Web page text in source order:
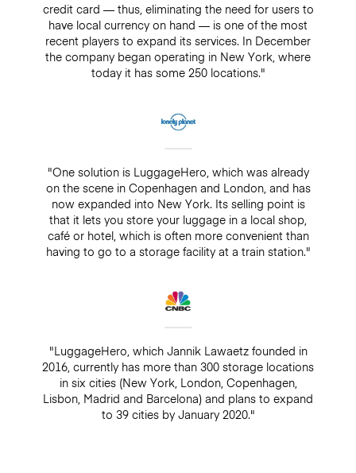
credit card — thus, eliminating the need for users to
have local currency on hand — is one of the most
recent players to expand its services. In December
the company began operating in New York, where
today it has some 250 locations."
"One solution is LuggageHero, which was already
on the scene in Copenhagen and London, and has
now expanded into New York. Its selling point is
that it lets you store your luggage in a local shop,
café or hotel, which is often more convenient than
having to go to a storage facility at a train station."
"LuggageHero, which Jannik Lawaetz founded in
2016, currently has more than 300 storage locations
in six cities (New York, London, Copenhagen,
Lisbon, Madrid and Barcelona) and plans to expand
to 39 cities by January 2020."